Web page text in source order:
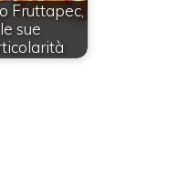
Fruttapec,
le sue